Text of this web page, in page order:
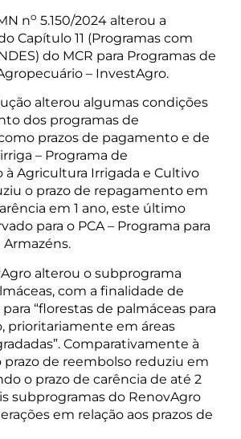
no 5.150/2024 alterou a
Capítulo 11 (Programas com
do MCR para Programas de
– InvestAgro.
alterou algumas condições
dos programas de
prazos de pagamento e de
– Programa de
à Agricultura Irrigada e Cultivo
o prazo de repagamento em
em 1 ano, este último
para o PCA – Programa para
Armazéns.
alterou o subprograma
com a finalidade de
“florestas de palmáceas para
prioritariamente em áreas
Comparativamente à
prazo de reembolso reduziu em
o prazo de carência de até 2
subprogramas do RenovAgro
em relação aos prazos de